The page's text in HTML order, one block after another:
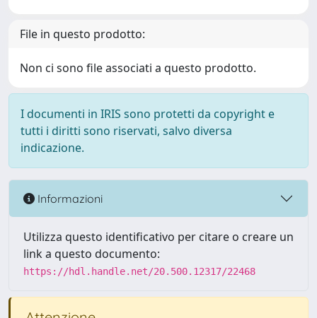
File in questo prodotto:
Non ci sono file associati a questo prodotto.
I documenti in IRIS sono protetti da copyright e
tutti i diritti sono riservati, salvo diversa
indicazione.
Informazioni
Utilizza questo identificativo per citare o creare un
link a questo documento:
https://hdl.handle.net/20.500.12317/22468